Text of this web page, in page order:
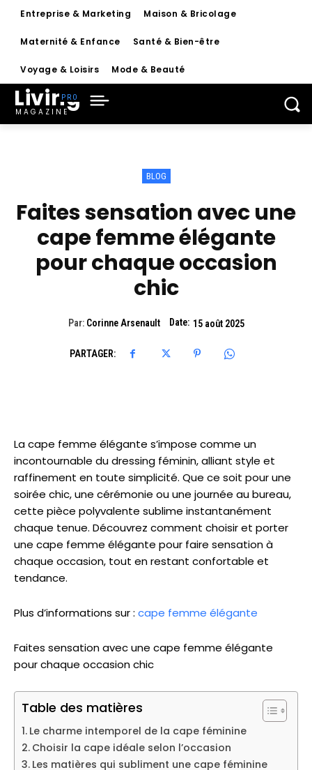
Entreprise & Marketing Maison & Bricolage
Maternité & Enfance Santé & Bien-être
Voyage & Loisirs Mode & Beauté
Living
MAGAZINE
BLOG
Faites sensation avec une
cape femme élégante
pour chaque occasion
chic
Par: Corinne Arsenault Date: 15 août 2025
PARTAGER:
La cape femme élégante s’impose comme un
incontournable du dressing féminin, alliant style et
raffinement en toute simplicité. Que ce soit pour une
soirée chic, une cérémonie ou une journée au bureau,
cette pièce polyvalente sublime instantanément
chaque tenue. Découvrez comment choisir et porter
une cape femme élégante pour faire sensation à
chaque occasion, tout en restant confortable et
tendance.
Plus d’informations sur : cape femme élégante
Faites sensation avec une cape femme élégante
pour chaque occasion chic
Table des matières
Le charme intemporel de la cape féminine
Choisir la cape idéale selon l’occasion
Les matières qui subliment une cape féminine